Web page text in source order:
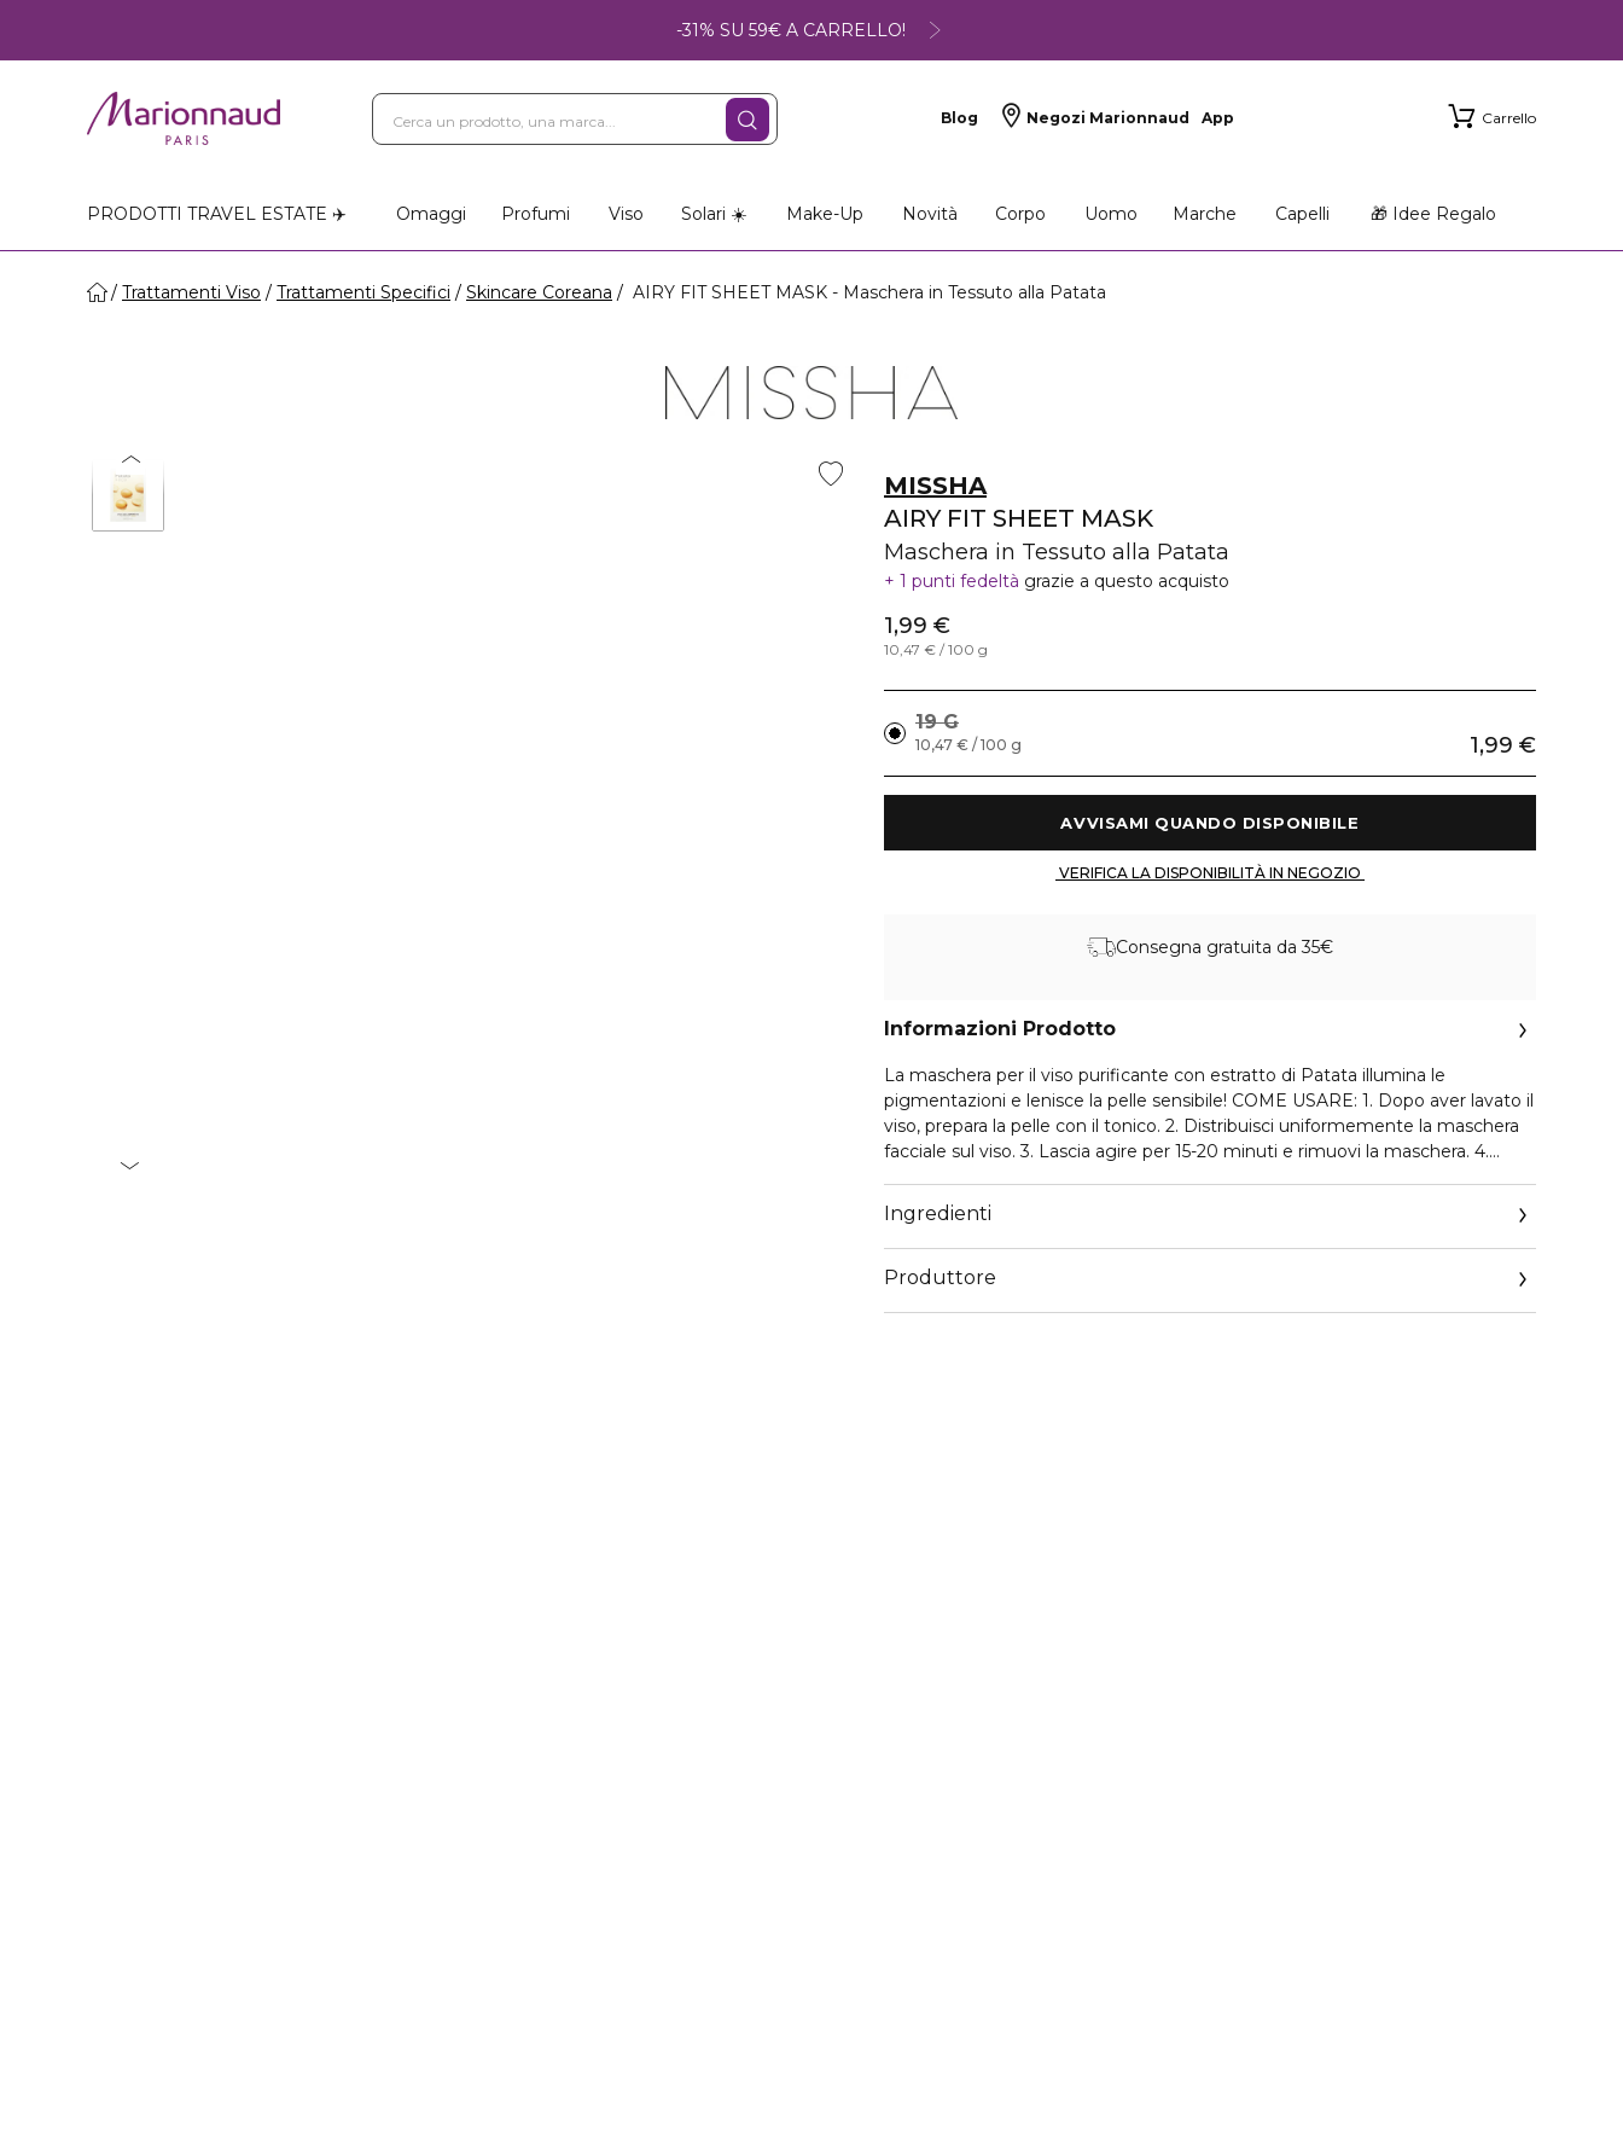
-31% SU 59€ A CARRELLO!
Blog Negozi Marionnaud App Carrello
PRODOTTI TRAVEL ESTATE ✈️ Omaggi Profumi Viso Solari ☀️ Make-Up Novità Corpo Uomo Marche Capelli 🎁 Idee Regalo
Trattamenti Viso Trattamenti Specifici Skincare Coreana AIRY FIT SHEET MASK - Maschera in Tessuto alla Patata
MISSHA
AIRY FIT SHEET MASK
Maschera in Tessuto alla Patata
1 punti fedeltà grazie a questo acquisto
1,99 €
10,47 € / 100 g
19 G
1,99 €
10,47 € / 100 g
Consegna gratuita da 35€
Informazioni Prodotto
La maschera per il viso purificante con estratto di Patata illumina le
pigmentazioni e lenisce la pelle sensibile! COME USARE: 1. Dopo aver lavato il
viso, prepara la pelle con il tonico. 2. Distribuisci uniformemente la maschera
facciale sul viso. 3. Lascia agire per 15-20 minuti e rimuovi la maschera. 4.
Ingredienti
Produttore